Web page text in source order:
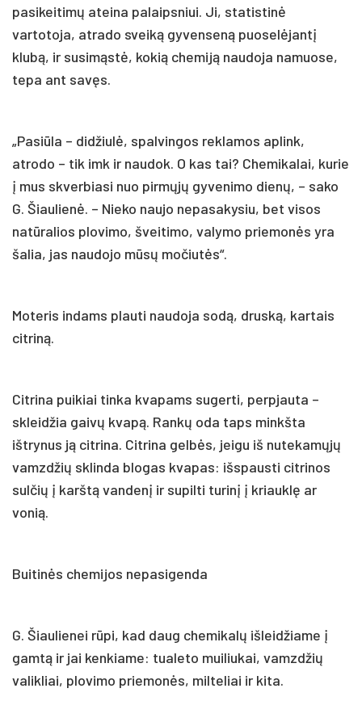
pasikeitimų ateina palaipsniui. Ji, statistinė
vartotoja, atrado sveiką gyvenseną puoselėjantį
klubą, ir susimąstė, kokią chemiją naudoja namuose,
tepa ant savęs.
„Pasiūla – didžiulė, spalvingos reklamos aplink,
atrodo – tik imk ir naudok. O kas tai? Chemikalai, kurie
į mus skverbiasi nuo pirmųjų gyvenimo dienų, – sako
G. Šiaulienė. – Nieko naujo nepasakysiu, bet visos
natūralios plovimo, šveitimo, valymo priemonės yra
šalia, jas naudojo mūsų močiutės“.
Moteris indams plauti naudoja sodą, druską, kartais
citriną.
Citrina puikiai tinka kvapams sugerti, perpjauta –
skleidžia gaivų kvapą. Rankų oda taps minkšta
ištrynus ją citrina. Citrina gelbės, jeigu iš nutekamųjų
vamzdžių sklinda blogas kvapas: išspausti citrinos
sulčių į karštą vandenį ir supilti turinį į kriauklę ar
vonią.
Buitinės chemijos nepasigenda
G. Šiaulienei rūpi, kad daug chemikalų išleidžiame į
gamtą ir jai kenkiame: tualeto muiliukai, vamzdžių
valikliai, plovimo priemonės, milteliai ir kita.